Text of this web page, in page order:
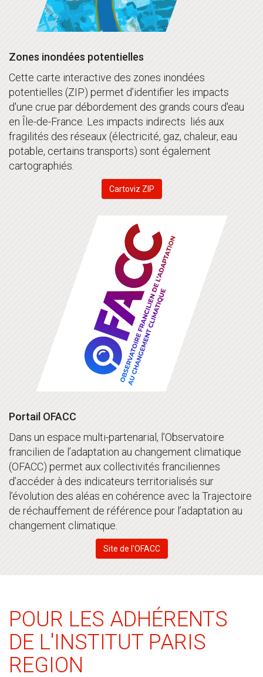
Zones inondées potentielles
Cette carte interactive des zones inondées
potentielles (ZIP) permet d’identifier les impacts
d'une crue par débordement des grands cours d'eau
en Île-de-France. Les impacts indirects liés aux
fragilités des réseaux (électricité, gaz, chaleur, eau
potable, certains transports) sont également
cartographiés.
Cartoviz ZIP
Portail OFACC
Dans un espace multi-partenarial, l’Observatoire
francilien de l’adaptation au changement climatique
(OFACC) permet aux collectivités franciliennes
d’accéder à des indicateurs territorialisés sur
l’évolution des aléas en cohérence avec la Trajectoire
de réchauffement de référence pour l’adaptation au
changement climatique.
Site de l'OFACC
POUR LES ADHÉRENTS
DE L'INSTITUT PARIS
REGION